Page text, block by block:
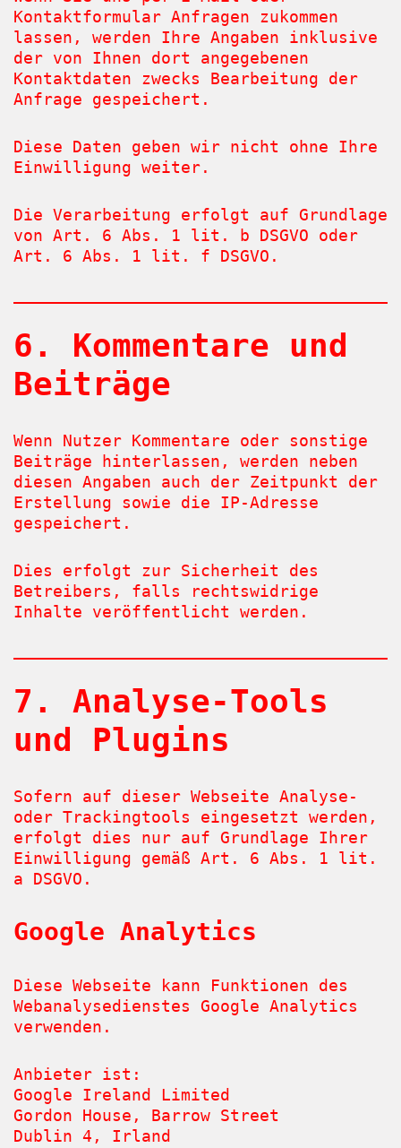
Kontaktformular Anfragen zukommen
lassen, werden Ihre Angaben inklusive
der von Ihnen dort angegebenen
Kontaktdaten zwecks Bearbeitung der
Anfrage gespeichert.
Diese Daten geben wir nicht ohne Ihre
Einwilligung weiter.
Die Verarbeitung erfolgt auf Grundlage
von Art. 6 Abs. 1 lit. b DSGVO oder
Art. 6 Abs. 1 lit. f DSGVO.
6. Kommentare und
Beiträge
Wenn Nutzer Kommentare oder sonstige
Beiträge hinterlassen, werden neben
diesen Angaben auch der Zeitpunkt der
Erstellung sowie die IP-Adresse
gespeichert.
Dies erfolgt zur Sicherheit des
Betreibers, falls rechtswidrige
Inhalte veröffentlicht werden.
7. Analyse-Tools
und Plugins
Sofern auf dieser Webseite Analyse-
oder Trackingtools eingesetzt werden,
erfolgt dies nur auf Grundlage Ihrer
Einwilligung gemäß Art. 6 Abs. 1 lit.
a DSGVO.
Google Analytics
Diese Webseite kann Funktionen des
Webanalysedienstes Google Analytics
verwenden.
Anbieter ist:
Google Ireland Limited
Gordon House, Barrow Street
Dublin 4, Irland